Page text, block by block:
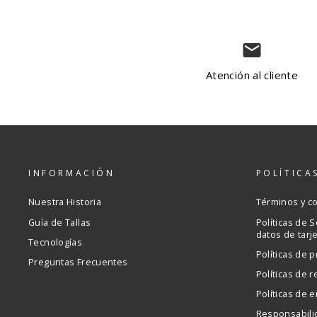
email
Atención al cliente
INFORMACIÓN
Nuestra Historia
Guía de Tallas
Tecnologías
Preguntas Frecuentes
POLÍTICAS
Términos y
Políticas de
datos de
Políticas de
Políticas de
Políticas de